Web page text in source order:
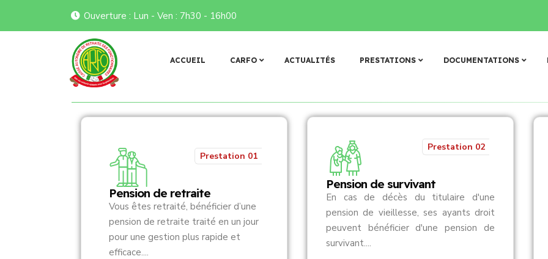
Ouverture : Lun - Ven : 7h30 - 16h00
ACCUEIL CARFO ACTUALITÉS PRESTATIONS DOCUMENTATIONS
Flash infos
N s pre tations
Pension de retraite
Prestation 01
Vous êtes retraité, bénéficier d’une
pension de retraite traité en un jour
pour une gestion plus rapide et
efficace....
Prestation 02
Pension de survivant
En cas de décès du titulaire d'une
pension de vieillesse, ses ayants droit
peuvent bénéficier d'une pension de
survivant....